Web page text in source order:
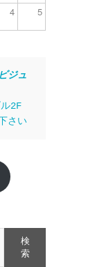
4 5
ジュ
2F
さい
検
索